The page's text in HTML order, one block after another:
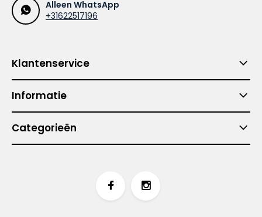
Alleen WhatsApp
+31622517196
Klantenservice
Informatie
Categorieën